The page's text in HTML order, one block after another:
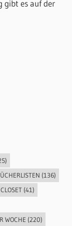
gibt es auf der
(136)
(41)
WOCHE (220)